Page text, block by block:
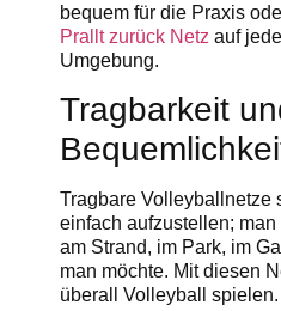
bequem für die Praxis
Prallt zurück Netz auf
Umgebung.
Tragbarkeit
Tragbare Volleyballnetze
einfach aufzustellen;
am Strand, im Park, im
man möchte. Mit diesen
überall Volleyball spielen.